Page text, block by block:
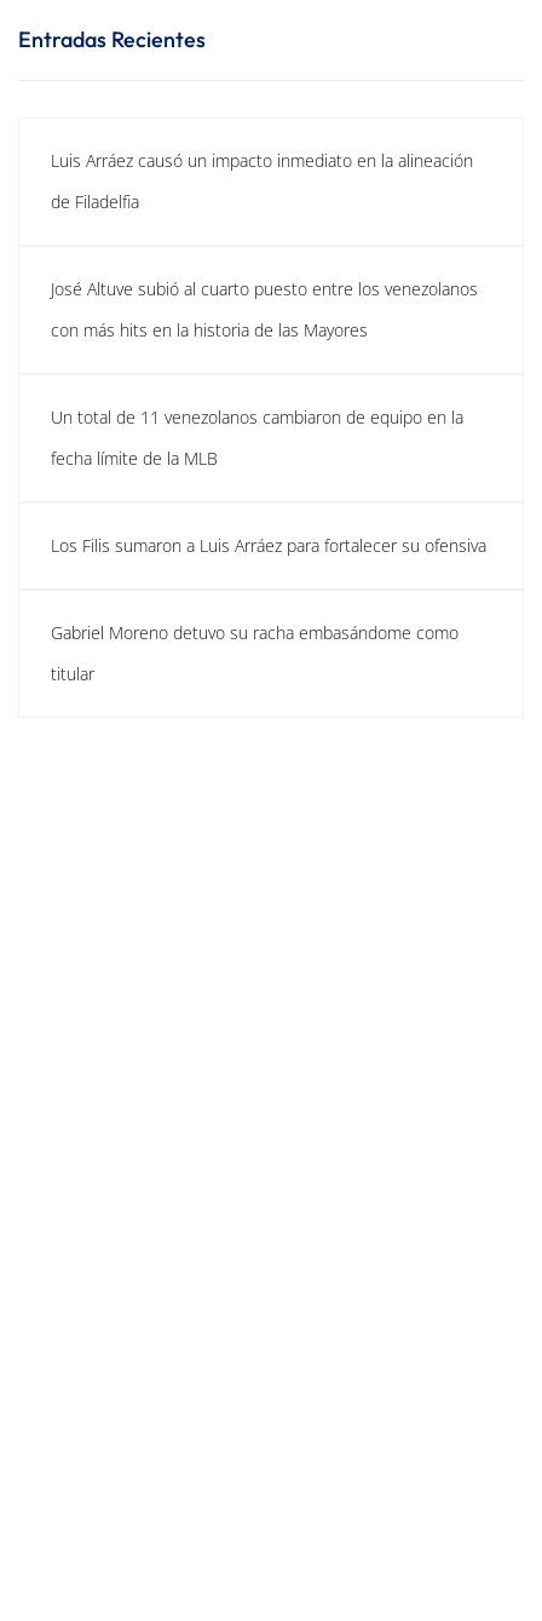
Entradas Recientes
Luis Arráez causó un impacto inmediato en la alineación
de Filadelfia
José Altuve subió al cuarto puesto entre los venezolanos
con más hits en la historia de las Mayores
Un total de 11 venezolanos cambiaron de equipo en la
fecha límite de la MLB
Los Filis sumaron a Luis Arráez para fortalecer su ofensiva
Gabriel Moreno detuvo su racha embasándome como
titular